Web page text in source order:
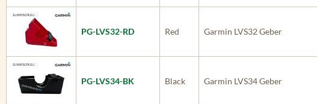
PG-LVS32-RD Red Garmin LVS32 Geber
PG-LVS34-BK Black Garmin LVS34 Geber